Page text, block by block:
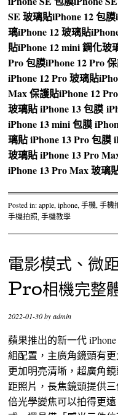
SE 玻璃貼iPhone 12 包膜
璃iPhone 12 玻璃貼
貼iPhone 12 mini 鋼化玻
Pro 包膜iPhone 12 Pro
iPhone 12 Pro 玻璃貼
Max 保護貼iPhone 12
玻璃貼iPhone 13 包膜
iPhone 13 mini 包膜
璃貼iPhone 13 Pro 包膜
玻璃貼iPhone 13 Pro
iPhone 13 Pro Max 玻璃
Posted in:apple,iphone,手機,手機
手機拍照,手機教學
電影模式、微
Pro相機完整
2022-01-30byadmin
蘋果推出的新一代
組配置，主廣角鏡頭有
更加明亮清晰，超廣角
距照片，長焦鏡頭提供
倍光學變焦可以拍得更